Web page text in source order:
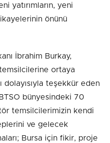
yatırımların, yeni
önünü
İbrahim Burkay,
ortaya
dolayısıyla teşekkür eden
bünyesindeki 70
temsilcilerimizin kendi
ve gelecek
Bursa için fikir, proje